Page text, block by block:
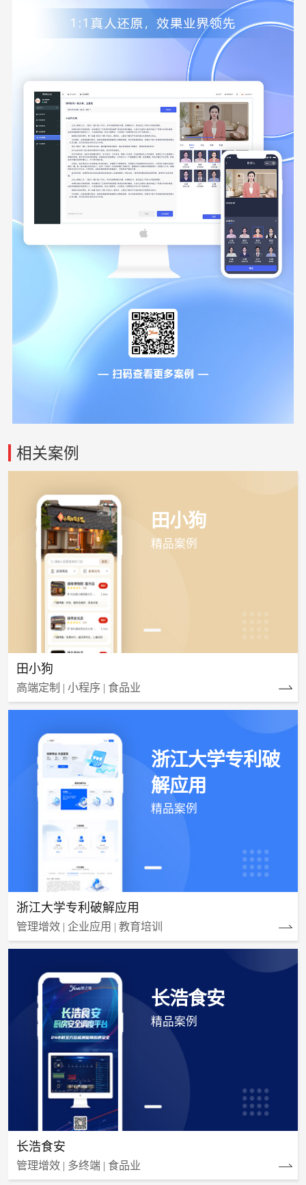
相关案例
田小狗
精品案例
田小狗
高端定制 | 小程序 | 食品业
浙江大学专利破
解应用
精品案例
浙江大学专利破解应用
管理增效 | 企业应用 | 教育培训
长浩食安
精品案例
长浩食安
管理增效 | 多终端 | 食品业